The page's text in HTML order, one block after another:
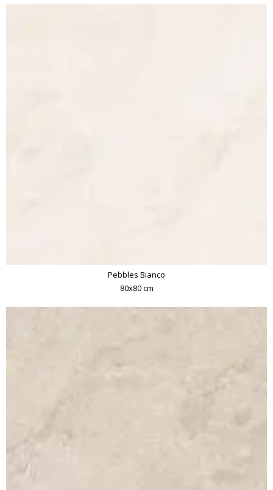
Pebbles Bianco
80x80 cm